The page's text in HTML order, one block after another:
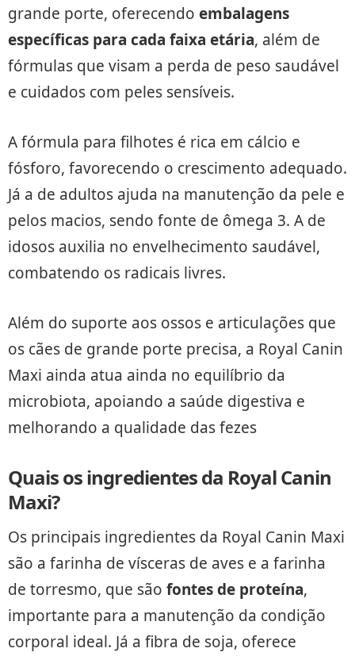
grande porte, oferecendo embalagens
específicas para cada faixa etária, além de
fórmulas que visam a perda de peso saudável
e cuidados com peles sensíveis.
A fórmula para filhotes é rica em cálcio e
fósforo, favorecendo o crescimento adequado.
Já a de adultos ajuda na manutenção da pele e
pelos macios, sendo fonte de ômega 3. A de
idosos auxilia no envelhecimento saudável,
combatendo os radicais livres.
Além do suporte aos ossos e articulações que
os cães de grande porte precisa, a Royal Canin
Maxi ainda atua ainda no equilíbrio da
microbiota, apoiando a saúde digestiva e
melhorando a qualidade das fezes
Quais os ingredientes da Royal Canin
Maxi?
Os principais ingredientes da Royal Canin Maxi
são a farinha de vísceras de aves e a farinha
de torresmo, que são fontes de proteína,
importante para a manutenção da condição
corporal ideal. Já a fibra de soja, oferece